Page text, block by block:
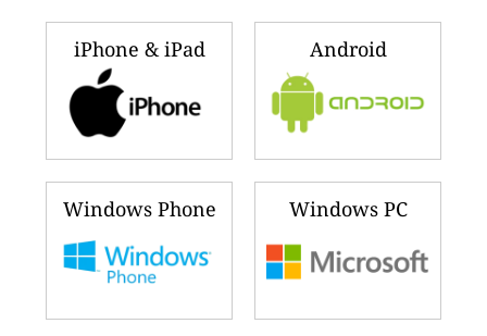
iPhone & iPad Android
Windows Phone Windows PC